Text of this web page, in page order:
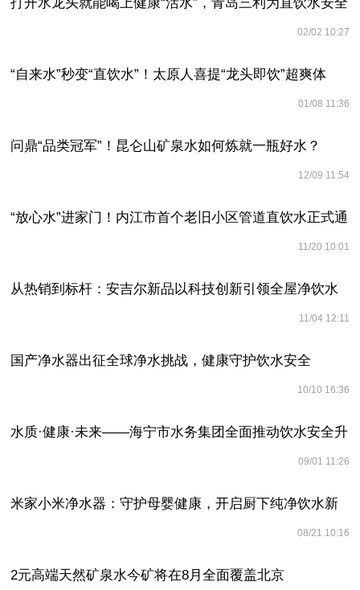
02/02 10:27
“自来水”秒变“直饮水”！太原人喜提“龙头即饮”超爽体
01/08 11:36
问鼎“品类冠军”！昆仑山矿泉水如何炼就一瓶好水？
12/09 11:54
“放心水”进家门！内江市首个老旧小区管道直饮水正式通
11/20 10:01
从热销到标杆：安吉尔新品以科技创新引领全屋净饮水
11/04 12:11
国产净水器出征全球净水挑战，健康守护饮水安全
10/10 16:36
水质·健康·未来——海宁市水务集团全面推动饮水安全升
09/01 11:26
米家小米净水器：守护母婴健康，开启厨下纯净饮水新
08/21 10:16
2元高端天然矿泉水今矿将在8月全面覆盖北京